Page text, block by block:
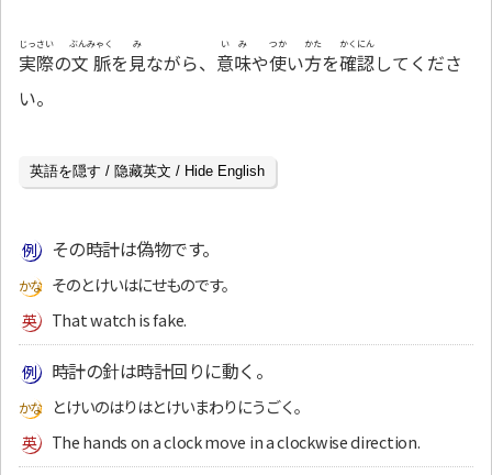
実際
じっさい
の文脈
ぶんみゃく
を見
み
ながら、 意味
いみ
や使
つか
い方
かた
を確認
かくにん
してくださ
い。
英語を隠す / 隐藏英文 / Hide English
その時計は偽物です。
そのとけいはにせものです。
That watch is fake.
時計の針は時計回りに動く。
とけいのはりはとけいまわりにうごく。
The hands on a clock move in a clockwise direction.